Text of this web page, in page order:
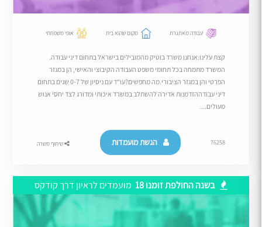
עבודה מאתגרת מקום שהוא בית אופי משפחתי
קצת עלינו:אנחנו משרד בוטיק מהמובילים בישראל בתחום דיני עבודה.
המשרד מתמחה בכל תחומי משפט העבודה הקיבוצי והאישי, הן במגזר
הפרטי והן במגזר הציבורי.מה מחפשים?עו"ד עם ניסיון של 0-7 שנים בתחום
דיני עבודההזדמנות אדירה להשתלב במשרד איכותי ומדורג לצד יחסי אנוש
מעולים....
76258 הגשת מועמדות שיתוף משרה
בשנה החולפת זומנו 18 מועמדים לראיון דרך קודקס